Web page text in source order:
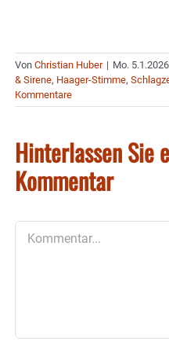
Von Christian Huber | Mo.
& Sirene, Haager-Stimme,
Kommentare
Hinterlassen Sie
Kommentar